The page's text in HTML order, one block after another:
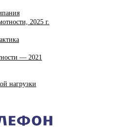
2025 г.
— 2021
нагрузки